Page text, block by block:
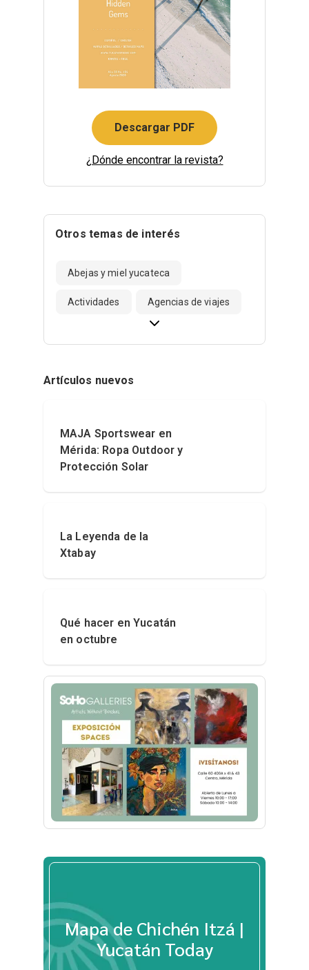
Descargar PDF
¿Dónde encontrar la revista?
Otros temas de interés
Abejas y miel yucateca
Actividades Agencias de viajes
Artículos nuevos
MAJA Sportswear en
Mérida: Ropa Outdoor y
Protección Solar
La Leyenda de la
Xtabay
Qué hacer en Yucatán
en octubre
Mapa de Chichén Itzá |
Yucatán Today